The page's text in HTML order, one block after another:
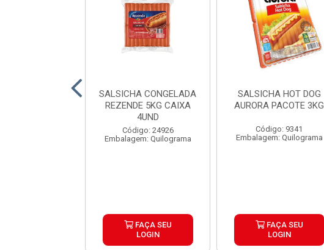
SALSICHA CONGELADA
REZENDE 5KG CAIXA
4UND
Código: 24926
Embalagem: Quilograma
FAÇA SEU
LOGIN
SALSICHA HOT DOG
AURORA PACOTE 3KG
Código: 9341
Embalagem: Quilograma
FAÇA SEU
LOGIN